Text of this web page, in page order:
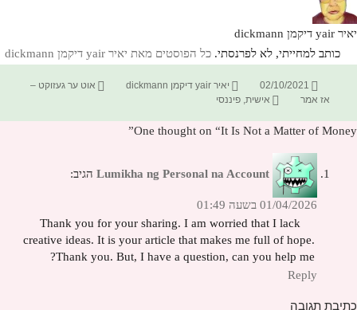
יאיר yair דיקמן dickmann
כותב למחייתי, לא לפרנסתי. כל הפוסטים מאת יאיר yair דיקמן dickmann‏
פורסם
בתאריך
02/10/2021 מחבר
יאיר yair דיקמן dickmann קטגוריות
אוט ער געזוקט –
אז אמר
תגיות
אישית,פיננסי
One thought on “It Is Not a Matter of Money”
Lumikha ng Personal na Account הגיב:
01/04/2026 בשעה 01:49
Thank you for your sharing. I am worried that I lack
creative ideas. It is your article that makes me full of hope.
Thank you. But, I have a question, can you help me?
Reply
כתיבת תגובה